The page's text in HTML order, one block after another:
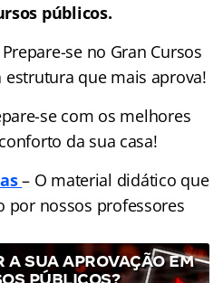
públicos.
se no Gran Cursos
que mais aprova!
se com os melhores
da sua casa!
– O material didático que
por nossos professores
A SUA APROVAÇÃO EM
PÚBLICOS?